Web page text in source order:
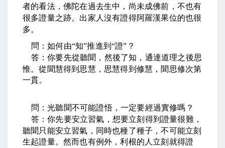
者的看法，佛陀在過去生中，尚未成佛前，不也有
很多證量之跡。出家人沒有證得阿羅漢果位的也很
多。
問：如何由“知”推進到“證” ？
答：你要先從聽聞，然後了知，通達道理之後思
惟。從聞慧得到思慧，思慧得到修慧，聞思修次第
一貫。
問：光聽聞不可能證悟，一定要經過實修嗎？
答：你先要安立習氣，想要立刻得到證量很難，
聽聞只能安立習氣，同時也種了種子，不可能立刻
生起證量。然而也有例外，利根的人立刻就得證